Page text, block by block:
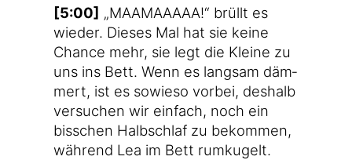
[5:00] „MAAMAAAAA!“ brüllt es
wie­der. Die­ses Mal hat sie kei­ne
Chan­ce mehr, sie legt die Klei­ne zu
uns ins Bett. Wenn es lang­sam däm­
mert, ist es sowie­so vor­bei, des­halb
ver­su­chen wir ein­fach, noch ein
biss­chen Halb­schlaf zu bekom­men,
wäh­rend Lea im Bett rum­ku­gelt.